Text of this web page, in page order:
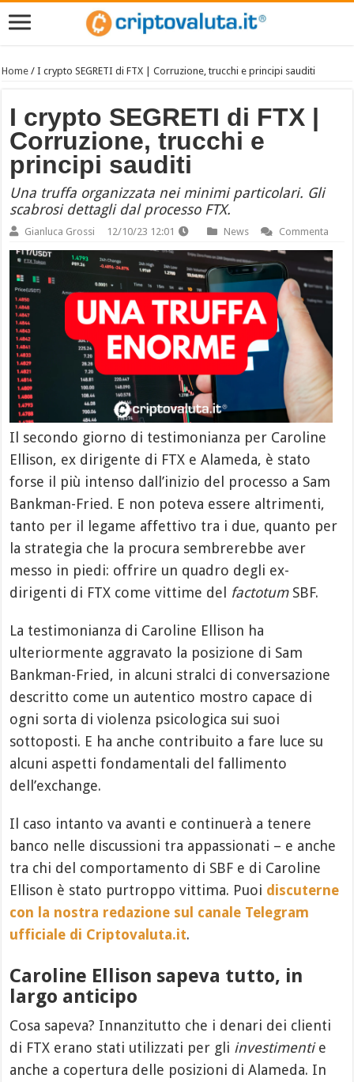
Home /I crypto SEGRETI di FTX | Corruzione, trucchi e principi sauditi
I crypto SEGRETI di FTX |
Corruzione, trucchi e
principi sauditi
Una truffa organizzata nei minimi particolari. Gli
scabrosi dettagli dal processo FTX.
Gianluca Grossi 12/10/23 12:01 News Commenta
Il secondo giorno di testimonianza per Caroline
Ellison, ex dirigente di FTX e Alameda, è stato
forse il più intenso dall’inizio del processo a Sam
Bankman-Fried. E non poteva essere altrimenti,
tanto per il legame affettivo tra i due, quanto per
la strategia che la procura sembrerebbe aver
messo in piedi: offrire un quadro degli ex-
dirigenti di FTX come vittime del factotumSBF.
La testimonianza di Caroline Ellison ha
ulteriormente aggravato la posizione di Sam
Bankman-Fried, in alcuni stralci di conversazione
descritto come un autentico mostro capace di
ogni sorta di violenza psicologica sui suoi
sottoposti. E ha anche contribuito a fare luce su
alcuni aspetti fondamentali del fallimento
dell’exchange.
Il caso intanto va avanti e continuerà a tenere
banco nelle discussioni tra appassionati – e anche
tra chi del comportamento di SBF e di Caroline
Ellison è stato purtroppo vittima. Puoi discuterne
con la nostra redazione sul canale Telegram
ufficiale di Criptovaluta.it.
Caroline Ellison sapeva tutto, in
largo anticipo
Cosa sapeva? Innanzitutto che i denari dei clienti
di FTX erano stati utilizzati per gli investimentie
anche a copertura delle posizioni di Alameda. In